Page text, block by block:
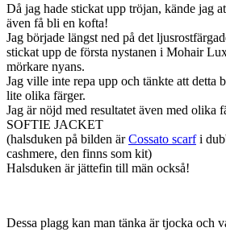
Då jag hade stickat upp tröjan, kände jag
även få bli en kofta!
Jag började längst ned på det
stickat upp de första nystanen i Mohair
mörkare nyans.
Jag ville inte repa upp och tänkte att detta
lite olika färger.
Jag är nöjd med resultatet även med olika
SOFTIE JACKET
(halsduken på bilden ärCossato scarfi
cashmere, den finns som kit)
Halsduken är jättefin till män också!
Dessa plagg kan man tänka är tjocka och